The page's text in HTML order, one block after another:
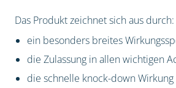
Das Produkt zeichnet sich aus durch:
ein besonders breites
die Zulassung in allen wichtigen
die schnelle knock-down Wirkung